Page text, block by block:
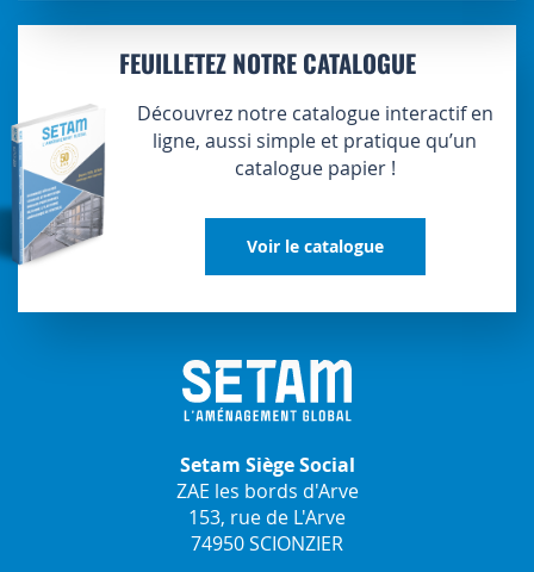
FEUILLETEZ NOTRE CATALOGUE
Découvrez notre catalogue interactif en
ligne, aussi simple et pratique qu’un
catalogue papier !
Voir le catalogue
Setam Siège Social
ZAE les bords d'Arve
153, rue de L'Arve
74950 SCIONZIER